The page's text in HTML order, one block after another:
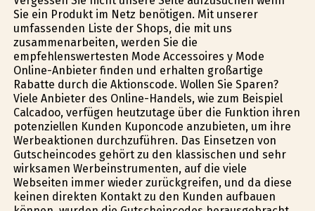
Sie ein Produkt im Netz benötigen. Mit unserer
umfassenden Liste der Shops, die mit uns
zusammenarbeiten, werden Sie die
empfehlenswertesten Mode Accessoires y Mode
Online-Anbieter finden und erhalten großartige
Rabatte durch die Aktionscode. Wollen Sie Sparen?
Viele Anbieter des Online-Handels, wie zum Beispiel
Calcadoo, verfügen heutzutage über die Funktion ihren
potenziellen Kunden Kuponcode anzubieten, um ihre
Werbeaktionen durchzuführen. Das Einsetzen von
Gutscheincodes gehört zu den klassischen und sehr
wirksamen Werbeinstrumenten, auf die viele
Webseiten immer wieder zurückgreifen, und da diese
keinen direkten Kontakt zu den Kunden aufbauen